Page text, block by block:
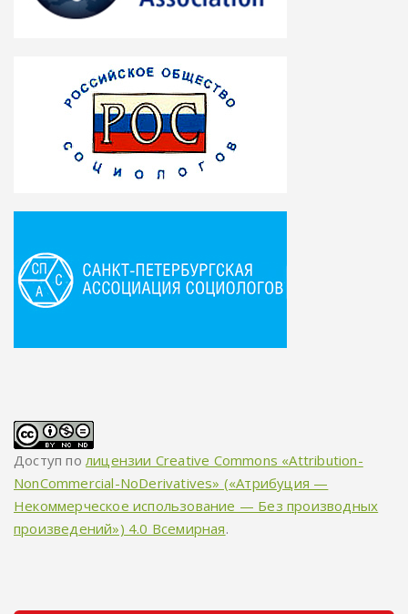
Доступ полицензии Creative Commons «Attribution-
NonCommercial-NoDerivatives» («Атрибуция —
Некоммерческое использование — Без производных
произведений») 4.0 Всемирная.